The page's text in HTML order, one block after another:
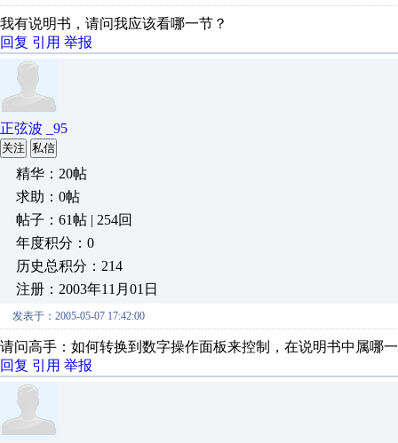
我有说明书，请问我应该看哪一节？
回复 引用 举报
正弦波 _95
关注 私信
精华：20帖
求助：0帖
帖子：61帖 | 254回
年度积分：0
历史总积分：214
注册：2003年11月01日
发表于：2005-05-07 17:42:00
请问高手：如何转换到数字操作面板来控制，在说明书中属哪
回复 引用 举报